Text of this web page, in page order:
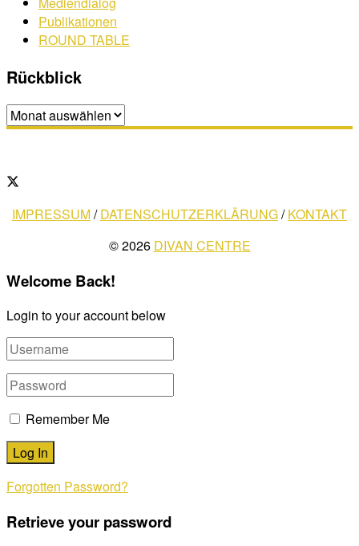
Publikationen
ROUND TABLE
Rückblick
Rückblick
IMPRESSUM/DATENSCHUTZERKLÄRUNG/KONTAKT
© 2026 DIVAN CENTRE
Welcome Back!
Login to your account below
Remember Me
Forgotten Password?
Retrieve your password